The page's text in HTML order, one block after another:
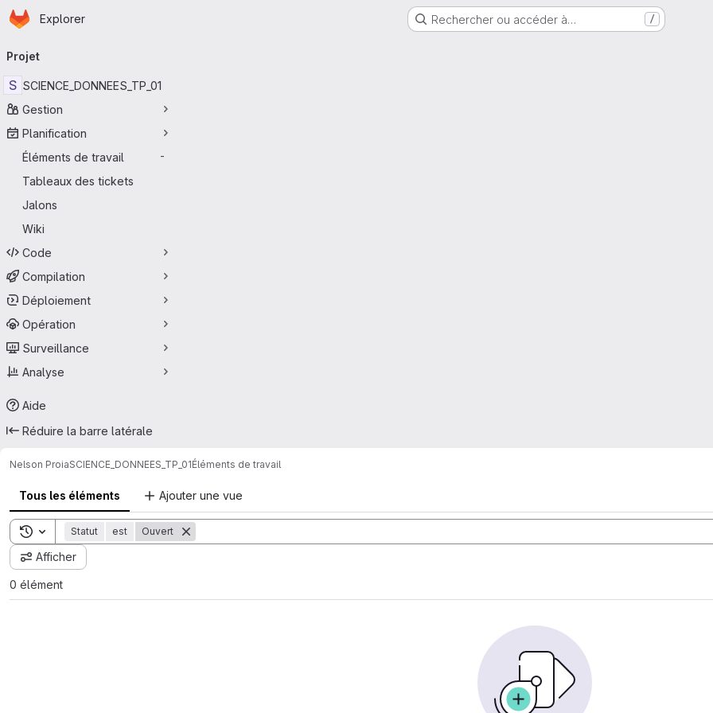
Passer au contenu principal
Page d'accueil
Explorer Rechercher ou accéder à… /
principale
Projet
S SCIENCE_DONNEES_TP_01
Gestion
Planification
Éléments de travail
-
Tableaux des tickets
Jalons
Wiki
Code
Compilation
Déploiement
Opération
Surveillance
Analyse
Aide
Réduire la barre latérale
Nelson ProiaSCIENCE_DONNEES_TP_01Éléments de travail
Tous les éléments Ajouter une vue
Toggle search history
Statut est Ouvert
Afficher
0 élément